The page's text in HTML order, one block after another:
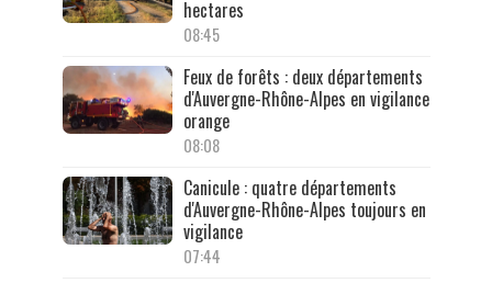
hectares
08:45
Feux de forêts : deux départements
d'Auvergne-Rhône-Alpes en vigilance
orange
08:08
Canicule : quatre départements
d'Auvergne-Rhône-Alpes toujours en
vigilance
07:44